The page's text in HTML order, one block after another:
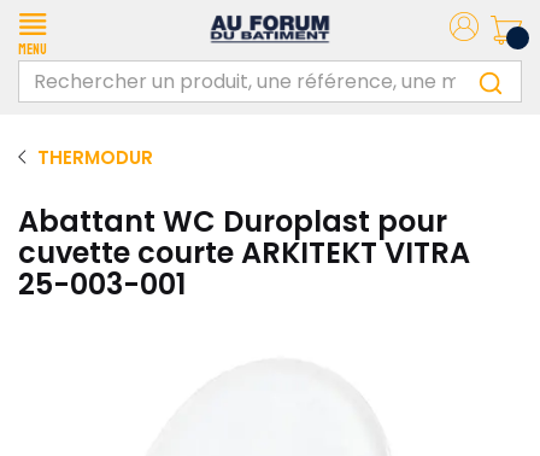
Menu
THERMODUR
Abattant WC Duroplast pour
cuvette courte ARKITEKT VITRA
25-003-001